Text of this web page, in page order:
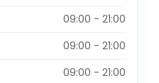
09:00 - 21:00
09:00 - 21:00
09:00 - 21:00